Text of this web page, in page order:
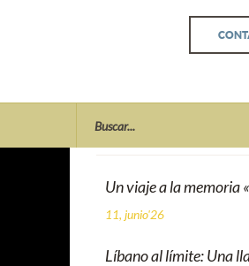
Recent
Un viaje a la memoria
11, junio'26
Líbano al límite: Una